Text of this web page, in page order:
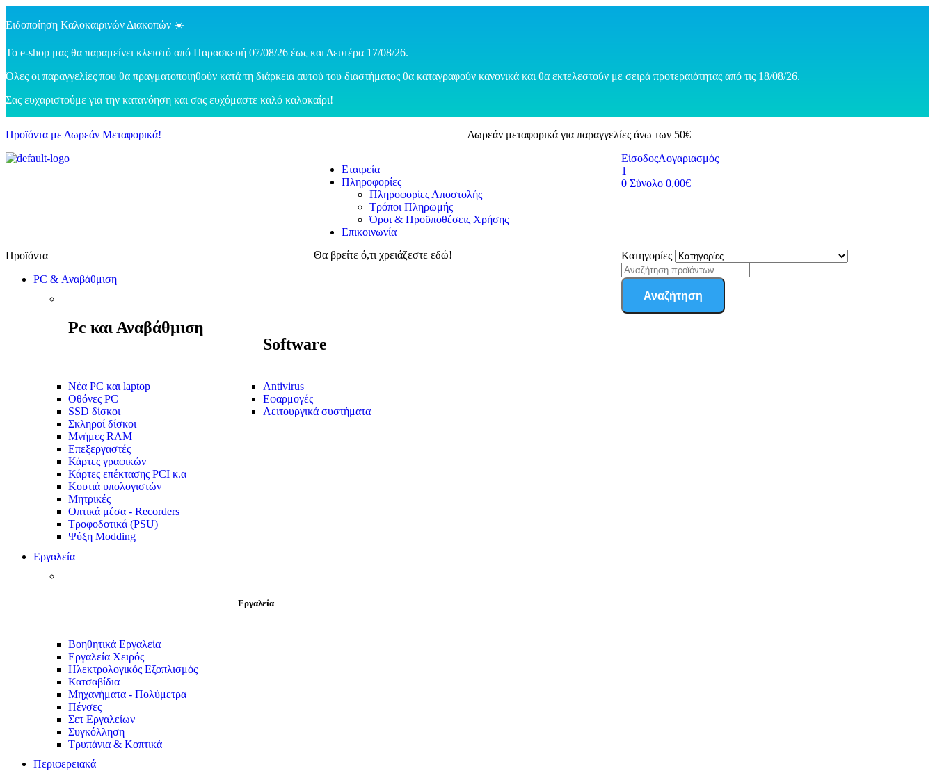
Ειδοποίηση Καλοκαιρινών Διακοπών ☀️
Το e-shop μας θα παραμείνει κλειστό από Παρασκευή 07/08/26 έως και Δευτέρα 17/08/26.
Όλες οι παραγγελίες που θα πραγματοποιηθούν κατά τη διάρκεια αυτού του διαστήματος θα καταγραφούν κανονικά και θα εκτελεστούν με σειρά προτεραιότητας από τις 18/08/26.
Σας ευχαριστούμε για την κατανόηση και σας ευχόμαστε καλό καλοκαίρι!
Προϊόντα με Δωρεάν Μεταφορικά! Δωρεάν μεταφορικά για παραγγελίες άνω των 50€
Εταιρεία
Πληροφορίες
Πληροφορίες Αποστολής
Τρόποι Πληρωμής
Όροι & Προϋποθέσεις Χρήσης
Επικοινωνία
ΕίσοδοςΛογαριασμός
1
0Σύνολο 0,00€
PC & Αναβάθμιση
Pc και Αναβάθμιση
Software
Νέα PC και laptop
Οθόνες PC
SSD δίσκοι
Σκληροί δίσκοι
Μνήμες RAM
Επεξεργαστές
Κάρτες γραφικών
Κάρτες επέκτασης PCI κ.α
Κουτιά υπολογιστών
Μητρικές
Οπτικά μέσα - Recorders
Τροφοδοτικά (PSU)
Ψύξη Modding
Antivirus
Εφαρμογές
Λειτουργικά συστήματα
Εργαλεία
Εργαλεία
Βοηθητικά Εργαλεία
Εργαλεία Χειρός
Ηλεκτρολογικός Εξοπλισμός
Κατσαβίδια
Μηχανήματα - Πολύμετρα
Πένσες
Σετ Εργαλείων
Συγκόλληση
Τρυπάνια & Κοπτικά
Περιφερειακά
Θα βρείτε ό,τι χρειάζεστε εδώ! Κατηγορίες
Αναζήτηση